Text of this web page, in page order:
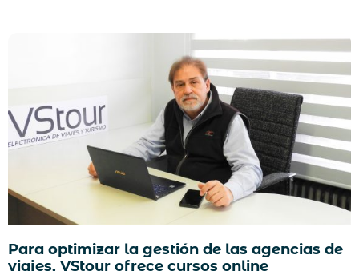
Para optimizar la gestión de las agencias de
viajes, VStour ofrece cursos online